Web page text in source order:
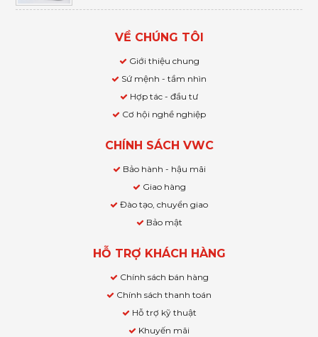
VỀ CHÚNG TÔI
Giới thiệu chung
Sứ mệnh - tầm nhìn
Hợp tác - đầu tư
Cơ hội nghề nghiệp
CHÍNH SÁCH VWC
Bảo hành - hậu mãi
Giao hàng
Đào tạo, chuyển giao
Bảo mật
HỖ TRỢ KHÁCH HÀNG
Chính sách bán hàng
Chính sách thanh toán
Hỗ trợ kỹ thuật
Khuyến mãi